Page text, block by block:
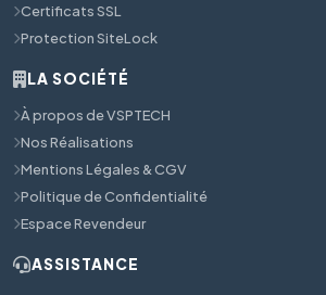
Certificats SSL
Protection SiteLock
LA SOCIÉTÉ
À propos de VSPTECH
Nos Réalisations
Mentions Légales & CGV
Politique de Confidentialité
Espace Revendeur
ASSISTANCE